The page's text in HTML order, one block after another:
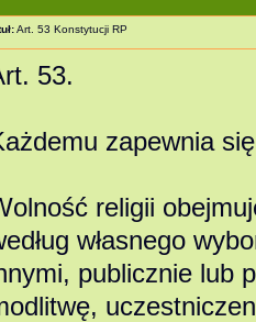
Art. 53 Konstytucji RP
53.
zapewnia
religii
własnego
publicznie lub